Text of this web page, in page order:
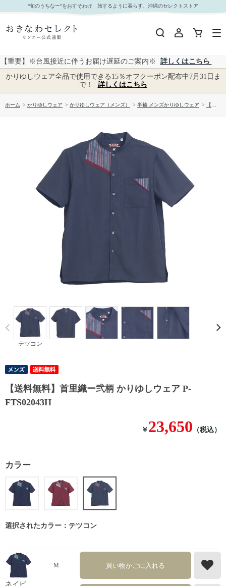
【送料無料】首里織ー弐柄 かりゆしウェア P-FTS02043H｜おきなわセレクト サンエー公式通
販
“旬のうちなー”をおすそわけ 旅するように暮らす、沖縄のセレクトストア
【重要】※台風接近に伴うお届け遅延のご案内※
詳しくはこちら
かりゆしウェア全品で使用できる15％オフクーポン配布中7月31日ま
で！
詳しくはこちら
ホーム > かりゆしウェア > かりゆしウェア（メンズ） > 半袖 メンズかりゆしウェア > 【送料無料】首里織ー弐柄 かりゆしウェア P-FTS02043H
テツコン
Prev
【送料無料】首里織ー弐柄 かりゆしウェア P-
FTS02043H
￥ 23,650 （税込）
カラー
選択されたカラー：テツコン
ネイビ
M 買い物かごに入れる